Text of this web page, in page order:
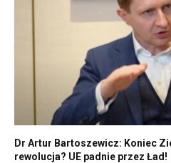
Dr Artur Bartoszewicz: Koniec
rewolucja? UE padnie przez Ład!